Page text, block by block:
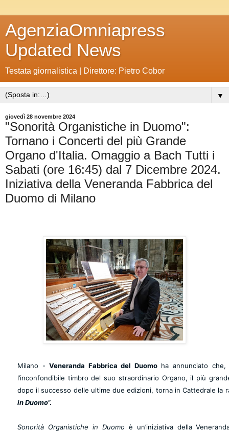
AgenziaOmniapress
Updated News
Testata giornalistica | Direttore: Pietro Cobor
▼
giovedì 28 novembre 2024
"Sonorità Organistiche in Duomo":
Tornano i Concerti del più Grande
Organo d'Italia. Omaggio a Bach Tutti i
Sabati (ore 16:45) dal 7 Dicembre 2024.
Iniziativa della Veneranda Fabbrica del
Duomo di Milano
Milano -Veneranda Fabbrica del Duomoha annunciato che,
l’inconfondibile timbro del suo straordinario Organo, il più
dopo il successo delle ultime due edizioni, torna in Cattedrale la
in Duomo”.
Sonorità Organistiche in Duomo è un’iniziativa della